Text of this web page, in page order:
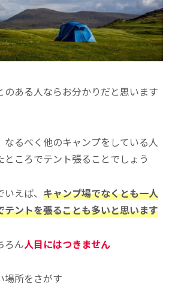
のある人ならお分かりだと思います
なるべく他のキャンプをしている人
ところでテント張ることでしょう
えば、 キャンプ場でなくとも一人
テントを張ることも多いと思います
ろん人目にはつきません
場所をさがす